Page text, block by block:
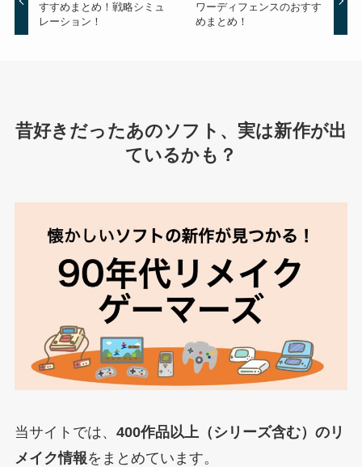
すすめまとめ！戦略シミュ
レーション！
ワーディフェンスのおすす
めまとめ！
昔好きだったあのソフト、実は新作が出
ているかも？
当サイトでは、 400作品以上（シリーズ含む）のリ
メイク情報をまとめています。